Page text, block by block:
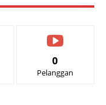
0
Pelanggan